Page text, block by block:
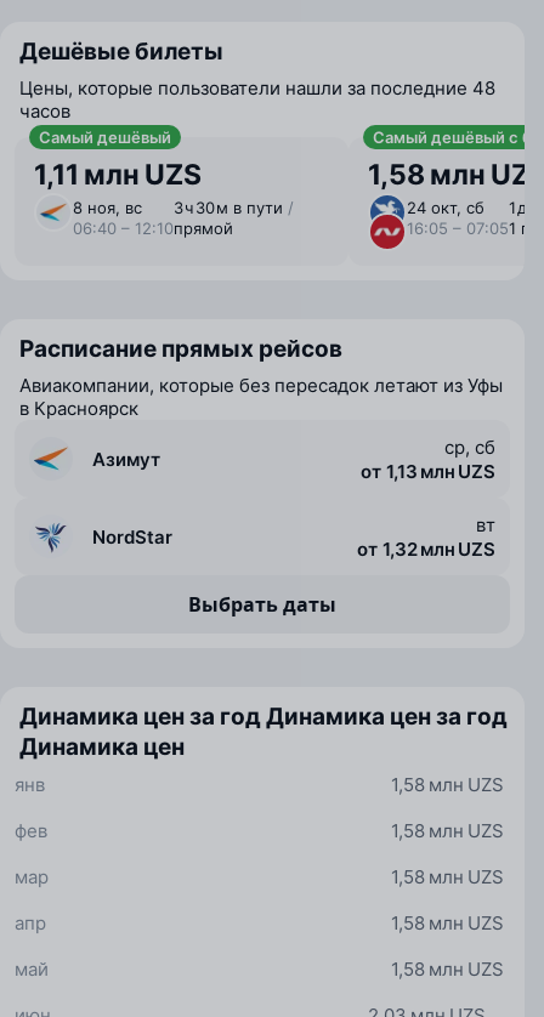
Дешёвые билеты
Цены, которые пользователи нашли за последние 48
часов
Самый дешёвый
1,11 млн UZS
8 ноя, вс
06:40 – 12:10
3 ⁠ч 30 ⁠м в пути /
прямой
Самый дешёвый с
1,58 млн
24 окт, сб
16:05 – 07:05
1 ⁠д
1
Расписание прямых рейсов
Авиакомпании, которые без пересадок летают из Уфы
в Красноярск
Азимут
ср, сб
от 1,13 млн UZS
NordStar
вт
от 1,32 млн UZS
Выбрать даты
Динамика цен за годДинамика цен за год
Динамика цен
1,58 млн UZS
янв
1,58 млн UZS
фев
1,58 млн UZS
мар
1,58 млн UZS
апр
1,58 млн UZS
май